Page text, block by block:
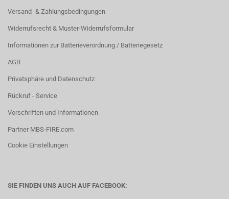
Versand- & Zahlungsbedingungen
Widerrufsrecht & Muster-Widerrufsformular
Informationen zur Batterieverordnung / Batteriegesetz
AGB
Privatsphäre und Datenschutz
Rückruf - Service
Vorschriften und Informationen
Partner MBS-FIRE.com
Cookie Einstellungen
SIE FINDEN UNS AUCH AUF FACEBOOK: